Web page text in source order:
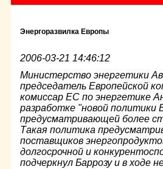
Энергоразвилка Европы
2006-03-21 14:46:12
Министерство энергетики
председатель Европейской
комиссар ЕС по энергетике
разработке "новой политики
предусматривающей более
Такая политика
поставщиков
долгосрочной и
подчеркнул Баррозу и в ходе